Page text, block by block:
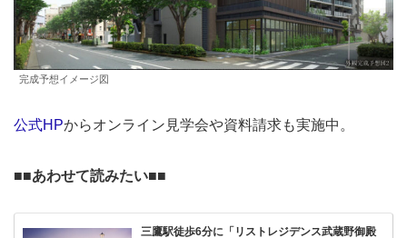
完成予想イメージ図
公式HPからオンライン見学会や資料請求も実施中。
■■あわせて読みたい■■
三鷹駅徒歩6分に「リストレジデンス武蔵野御殿